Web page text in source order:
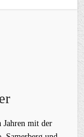
Jahren mit der